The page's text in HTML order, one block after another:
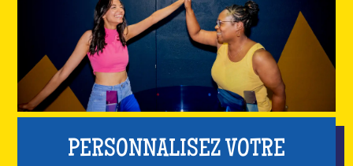
PERSONNALISEZ VOTRE